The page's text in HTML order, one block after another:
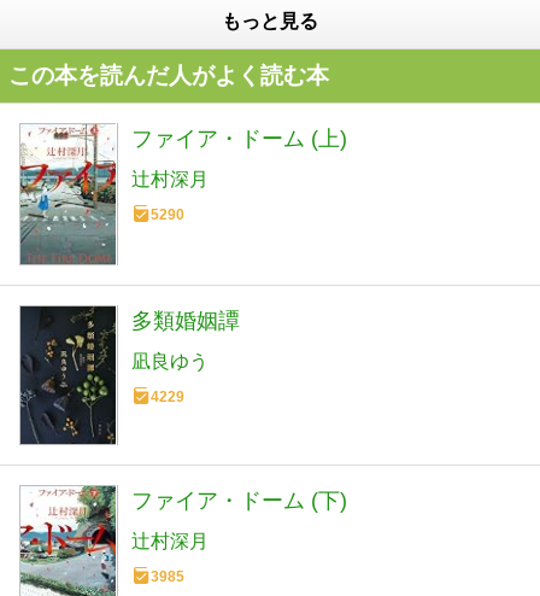
もっと見る
この本を読んだ人がよく読む本
ファイア・ドーム (上)
辻村深月
5290
多類婚姻譚
凪良ゆう
4229
ファイア・ドーム (下)
辻村深月
3985